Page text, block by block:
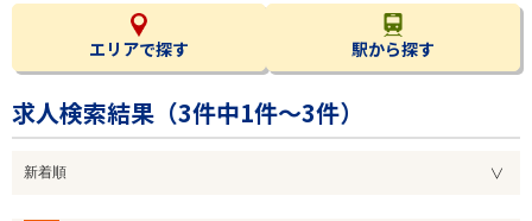
エリアで探す 駅から探す
求人検索結果（3件中1件～3件）